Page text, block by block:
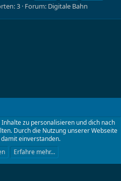
3 Forum: Digitale Bahn
Datenschutz
R
S
2024 XenForo Ltd.
zu personalisieren und dich nach
Durch die Nutzung unserer Webseite
einverstanden.
Erfahre mehr…